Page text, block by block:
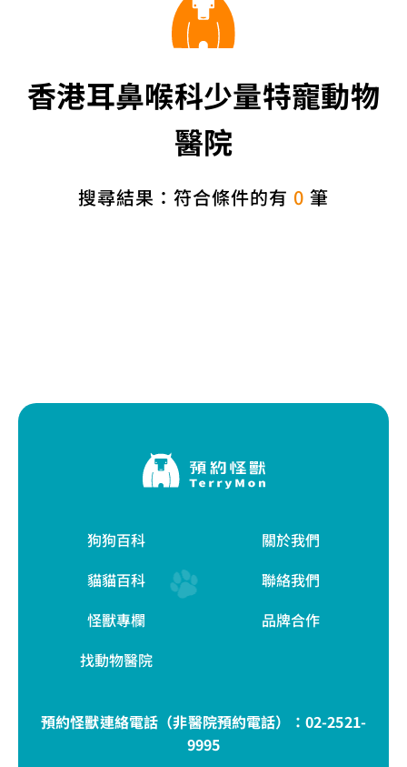
香港耳鼻喉科少量特寵動物
醫院
搜尋結果：符合條件的有 0 筆
狗狗百科
貓貓百科
怪獸專欄
找動物醫院
關於我們
聯絡我們
品牌合作
預約怪獸連絡電話（非醫院預約電話）： 02-2521-
9995